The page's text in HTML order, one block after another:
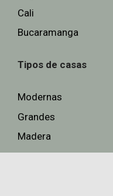
Cali
Bucaramanga
Tipos de casas
Modernas
Grandes
Madera